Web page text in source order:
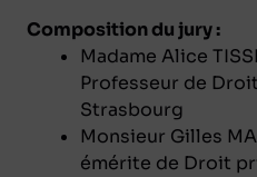
Composition du jury :
Madame Alice
Professeur de
Strasbourg
Monsieur Gilles
émérite de Droit